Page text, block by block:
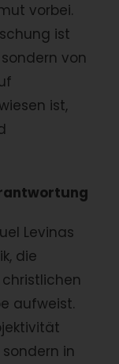
vorbei.
ist
von
ist,
Levinas
die
aufweist.
in